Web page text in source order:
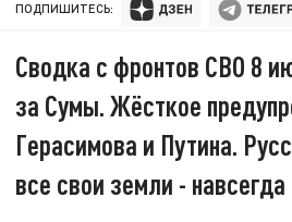
ПОДПИШИТЕСЬ:
Сводка с фронтов СВО 8
за Сумы. Жёсткое
Герасимова и Путина.
все свои земли - навсегда